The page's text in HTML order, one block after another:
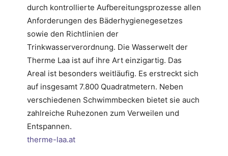
durch kontrollierte Aufbereitungsprozesse allen
Anforderungen des Bäderhygienegesetzes
sowie den Richtlinien der
Trinkwasserverordnung. Die Wasserwelt der
Therme Laa ist auf ihre Art einzigartig. Das
Areal ist besonders weitläufig. Es erstreckt sich
auf insgesamt 7.800 Quadratmetern. Neben
verschiedenen Schwimmbecken bietet sie auch
zahlreiche Ruhezonen zum Verweilen und
Entspannen.
therme-laa.at